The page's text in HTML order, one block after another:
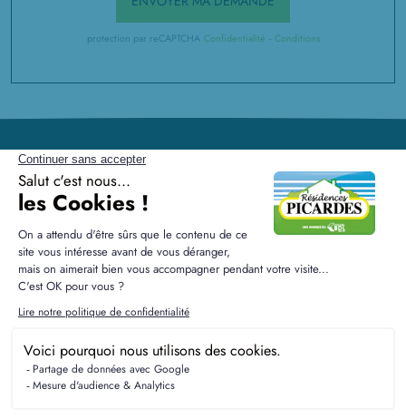
protection par reCAPTCHA Confidentialité - Conditions
Résidences Picardes est le 1er constructeur régional de
Liens utiles